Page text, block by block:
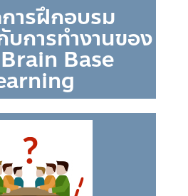
ารฝึกอบรม
การทำงานของ
Base